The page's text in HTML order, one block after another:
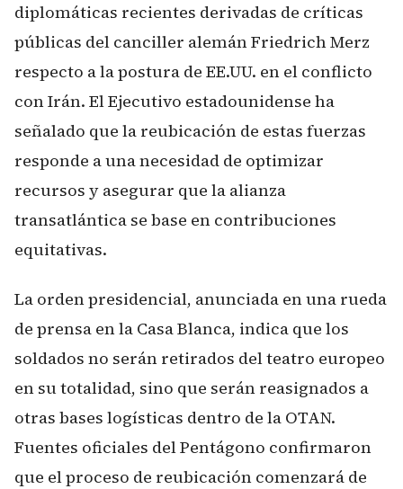
diplomáticas recientes derivadas de críticas
públicas del canciller alemán Friedrich Merz
respecto a la postura de EE.UU. en el conflicto
con Irán. El Ejecutivo estadounidense ha
señalado que la reubicación de estas fuerzas
responde a una necesidad de optimizar
recursos y asegurar que la alianza
transatlántica se base en contribuciones
equitativas.
La orden presidencial, anunciada en una rueda
de prensa en la Casa Blanca, indica que los
soldados no serán retirados del teatro europeo
en su totalidad, sino que serán reasignados a
otras bases logísticas dentro de la OTAN.
Fuentes oficiales del Pentágono confirmaron
que el proceso de reubicación comenzará de